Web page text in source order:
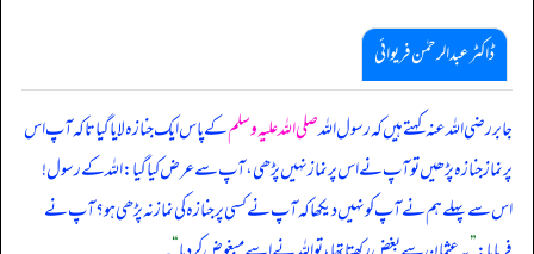
ڈاکٹر عبدالرحمٰن فریوائی
جابر رضی الله عنہ کہتے ہیں کہرسول اللہصلی اللہ علیہ وسلمکے پاس ایک جنازہ لایا گیا تاکہ آپ اس
پر نماز جنازہ پڑھیں تو آپ نے اس پر نماز نہیں پڑھی، آپ سے عرض کیا گیا: اللہ کے رسول!
اس سے پہلے ہم نے آپ کو نہیں دیکھا کہ آپ نے کسی پر جنازہ کی نماز نہ پڑھی ہو؟ آپ نے